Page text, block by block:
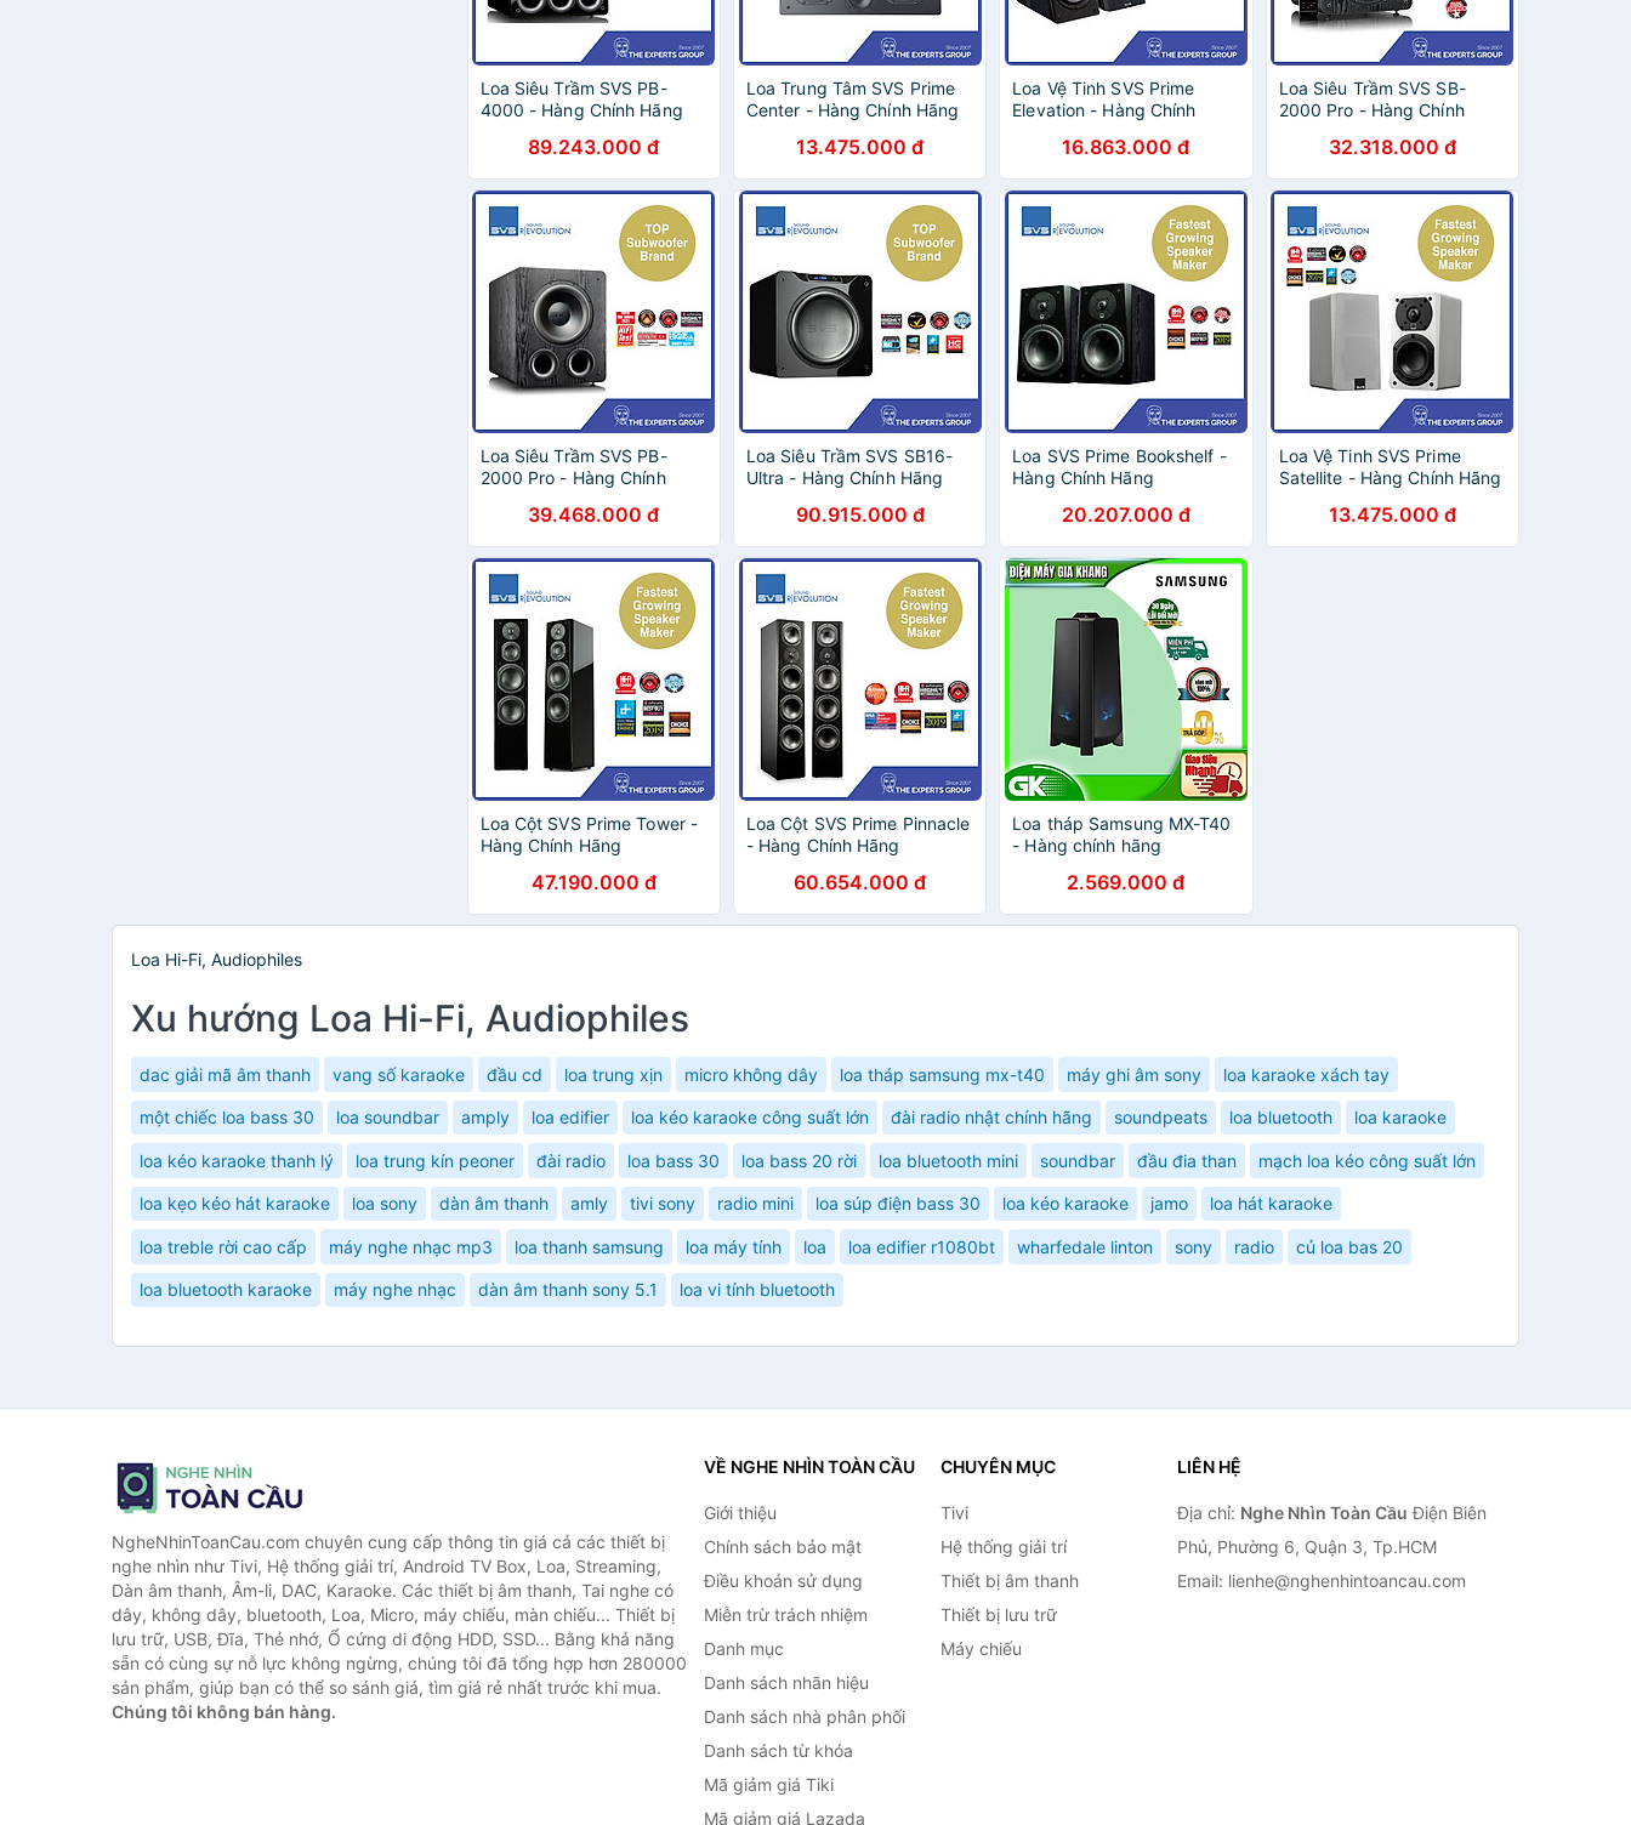
Loa Siêu Trầm SVS PB-
4000 - Hàng Chính Hãng
89.243.000 đ
Loa Trung Tâm SVS Prime
Center - Hàng Chính Hãng
13.475.000 đ
Loa Vệ Tinh SVS Prime
Elevation - Hàng Chính
16.863.000 đ
Loa Siêu Trầm SVS SB-
2000 Pro - Hàng Chính
32.318.000 đ
Loa Siêu Trầm SVS PB-
2000 Pro - Hàng Chính
39.468.000 đ
Loa Siêu Trầm SVS SB16-
Ultra - Hàng Chính Hãng
90.915.000 đ
Loa SVS Prime Bookshelf -
Hàng Chính Hãng
20.207.000 đ
Loa Vệ Tinh SVS Prime
Satellite - Hàng Chính Hãng
13.475.000 đ
Loa Cột SVS Prime Tower -
Hàng Chính Hãng
47.190.000 đ
Loa Cột SVS Prime Pinnacle
- Hàng Chính Hãng
60.654.000 đ
Loa tháp Samsung MX-T40
- Hàng chính hãng
2.569.000 đ
Loa Hi-Fi, Audiophiles
Xu hướng Loa Hi-Fi, Audiophiles
dac giải mã âm thanh vang số karaoke đầu cd loa trung xịn micro không dây loa tháp samsung mx-t40 máy ghi âm sony loa karaoke xách tay
một chiếc loa bass 30 loa soundbar amply loa edifier loa kéo karaoke công suất lớn đài radio nhật chính hãng soundpeats loa bluetooth loa karaoke
loa kéo karaoke thanh lý loa trung kín peoner đài radio loa bass 30 loa bass 20 rời loa bluetooth mini soundbar đầu đia than mạch loa kéo công suất lớn
loa kẹo kéo hát karaoke loa sony dàn âm thanh amly tivi sony radio mini loa súp điện bass 30 loa kéo karaoke jamo loa hát karaoke
loa treble rời cao cấp máy nghe nhạc mp3 loa thanh samsung loa máy tính loa loa edifier r1080bt wharfedale linton sony radio củ loa bas 20
loa bluetooth karaoke máy nghe nhạc dàn âm thanh sony 5.1 loa vi tính bluetooth
NgheNhinToanCau.com chuyên cung cấp thông tin giá cả các thiết bị
nghe nhìn như Tivi, Hệ thống giải trí, Android TV Box, Loa, Streaming,
Dàn âm thanh, Âm-li, DAC, Karaoke. Các thiết bị âm thanh, Tai nghe có
dây, không dây, bluetooth, Loa, Micro, máy chiếu, màn chiếu... Thiết bị
lưu trữ, USB, Đĩa, Thẻ nhớ, Ổ cứng di động HDD, SSD... Bằng khả năng
sẵn có cùng sự nỗ lực không ngừng, chúng tôi đã tổng hợp hơn 280000
sản phẩm, giúp bạn có thể so sánh giá, tìm giá rẻ nhất trước khi mua.
Chúng tôi không bán hàng.
VỀ NGHE NHÌN TOÀN CẦU
Giới thiệu
Chính sách bảo mật
Điều khoản sử dụng
Miễn trừ trách nhiệm
Danh mục
Danh sách nhãn hiệu
Danh sách nhà phân phối
Danh sách từ khóa
Mã giảm giá Tiki
Mã giảm giá Lazada
CHUYÊN MỤC
Tivi
Hệ thống giải trí
Thiết bị âm thanh
Thiết bị lưu trữ
Máy chiếu
LIÊN HỆ
Địa chỉ: Nghe Nhìn Toàn Cầu Điện Biên
Phủ, Phường 6, Quận 3, Tp.HCM
Email: lienhe@nghenhintoancau.com